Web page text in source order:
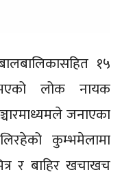
१५
लोक नायक
जनाएका
कुम्भमेलामा
र बाहिर खचाखच